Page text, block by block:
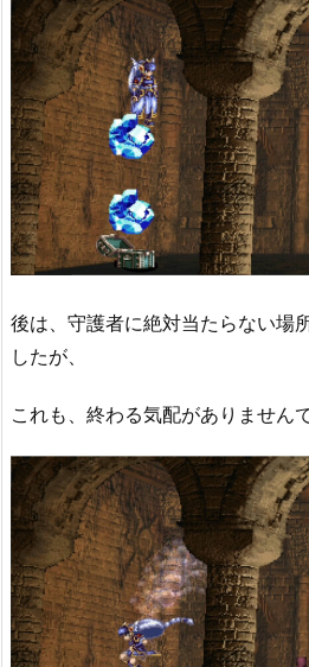
後は、守護者に絶対当たらない場
したが、
これも、終わる気配がありません